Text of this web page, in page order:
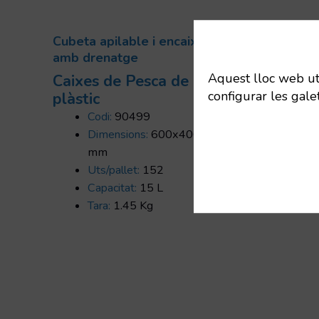
Cubeta apilable i encaixable
amb drenatge
Caixes de Pesca de
plàstic
Codi: 90499
Dimensions: 600x400x125
mm
Uts/pallet: 152
Capacitat: 15 L
Tara: 1.45 Kg
Aquest lloc web
configurar les